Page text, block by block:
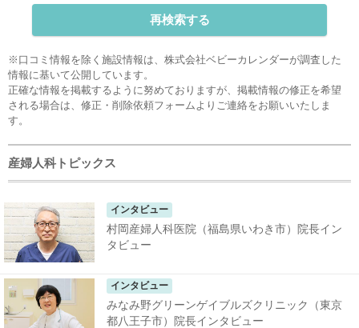
再検索する
※口コミ情報を除く施設情報は、株式会社ベビーカレンダーが調査した
情報に基いて公開しています。
正確な情報を掲載するように努めておりますが、掲載情報の修正を希望
される場合は、 修正・削除依頼フォーム よりご連絡をお願いいたしま
す。
産婦人科トピックス
インタビュー
村岡産婦人科医院（福島県いわき市）院長イン
タビュー
インタビュー
みなみ野グリーンゲイブルズクリニック（東京
都八王子市）院長インタビュー